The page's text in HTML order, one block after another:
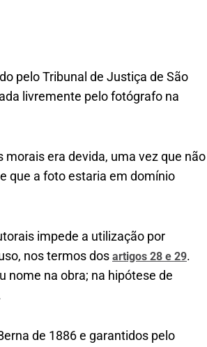
pelo Tribunal de Justiça de São
livremente pelo fotógrafo na
era devida, uma vez que não
que a foto estaria em domínio
impede a utilização por
nos termos dos artigos 28 e 2​9.
nome na obra; na hipótese de
de 1886 e garantidos pelo